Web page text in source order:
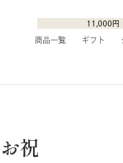
11,000円
商品一覧 ギフト
祝